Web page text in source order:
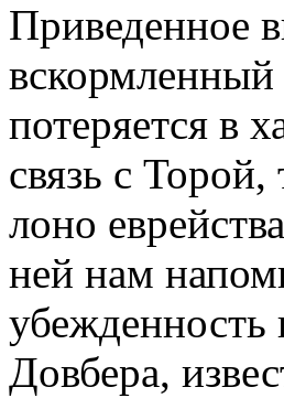
Приведенное
вскормленный
потеряется в
связь с Торой,
лоно
ней нам
Довбера,